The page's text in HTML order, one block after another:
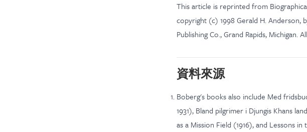
This article is reprinted from
copyright (c) 1998 Gerald H. Anderson,
Publishing Co., Grand Rapids, Michigan.
資料來源
Boberg's books also include Med
1931), Bland pilgrimer i Djungis Khans
as a Mission Field (1916), and Lessons